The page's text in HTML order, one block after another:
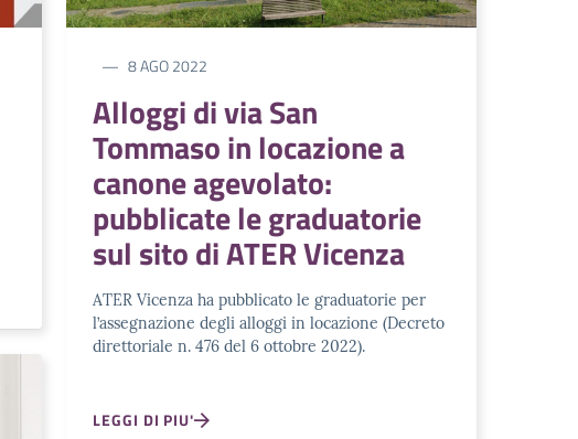
8 AGO 2022
Alloggi di via San
Tommaso in locazione a
canone agevolato:
pubblicate le graduatorie
sul sito di ATER Vicenza
ATER Vicenza ha pubblicato le graduatorie per
l’assegnazione degli alloggi in locazione (Decreto
direttoriale n. 476 del 6 ottobre 2022).
LEGGI DI PIU'